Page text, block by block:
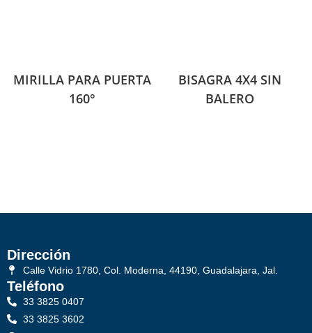
MIRILLA PARA PUERTA
160°
BISAGRA 4X4 SIN
BALERO
Dirección
Calle Vidrio 1780, Col. Moderna, 44190, Guadalajara, Jal.
Teléfono
33 3825 0407
33 3825 3602